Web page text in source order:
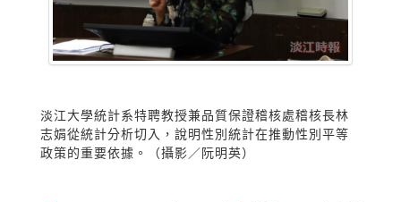
淡江大學統計系特聘教授兼品質保證稽核處稽核長林
志娟從統計分析切入，說明性別統計在推動性別平等
政策的重要依據。（攝影／阮明英）